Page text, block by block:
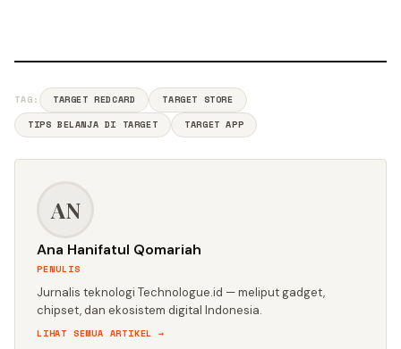
TAG: TARGET REDCARD
TARGET STORE
TIPS BELANJA DI TARGET
TARGET APP
AN
Ana Hanifatul Qomariah
PENULIS
Jurnalis teknologi Technologue.id — meliput gadget,
chipset, dan ekosistem digital Indonesia.
LIHAT SEMUA ARTIKEL →